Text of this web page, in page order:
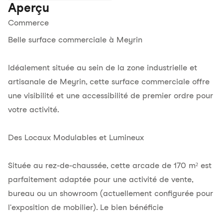
Aperçu
Commerce
Belle surface commerciale à Meyrin
Idéalement située au sein de la zone industrielle et
artisanale de Meyrin, cette surface commerciale offre
une visibilité et une accessibilité de premier ordre pour
votre activité.
Des Locaux Modulables et Lumineux
Située au rez-de-chaussée, cette arcade de 170 m² est
parfaitement adaptée pour une activité de vente,
bureau ou un showroom (actuellement configurée pour
l'exposition de mobilier). Le bien bénéficie